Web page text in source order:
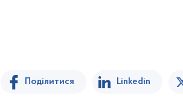
Поділитися Linkedin